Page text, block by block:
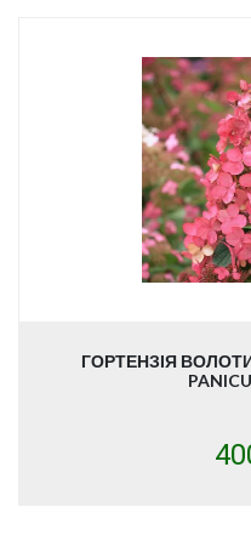
ГОРТЕНЗІЯ